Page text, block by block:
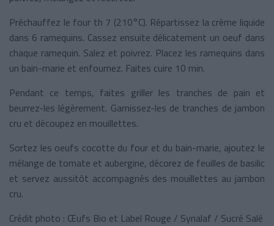
Préchauffez le four th 7 (210°C). Répartissez la crème liquide
dans 6 ramequins. Cassez ensuite délicatement un oeuf dans
chaque ramequin. Salez et poivrez. Placez les ramequins dans
un bain-marie et enfournez. Faites cuire 10 min.
Pendant ce temps, faites griller les tranches de pain et
beurrez-les légèrement. Garnissez-les de tranches de jambon
cru et découpez en mouillettes.
Sortez les oeufs cocotte du four et du bain-marie, ajoutez le
mélange de tomate et aubergine, décorez de feuilles de basilic
et servez aussitôt accompagnés des mouillettes au jambon
cru.
Crédit photo : Œufs Bio et Label Rouge / Synalaf / Sucré Salé